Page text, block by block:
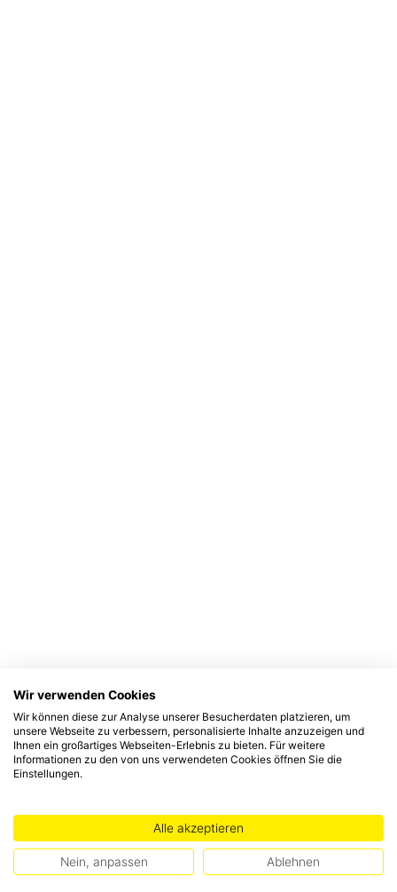
Wir verwenden Cookies
Wir können diese zur Analyse unserer Besucherdaten platzieren, um
unsere Webseite zu verbessern, personalisierte Inhalte anzuzeigen und
Ihnen ein großartiges Webseiten-Erlebnis zu bieten. Für weitere
Informationen zu den von uns verwendeten Cookies öffnen Sie die
Einstellungen.
Alle akzeptieren
Nein, anpassen Ablehnen